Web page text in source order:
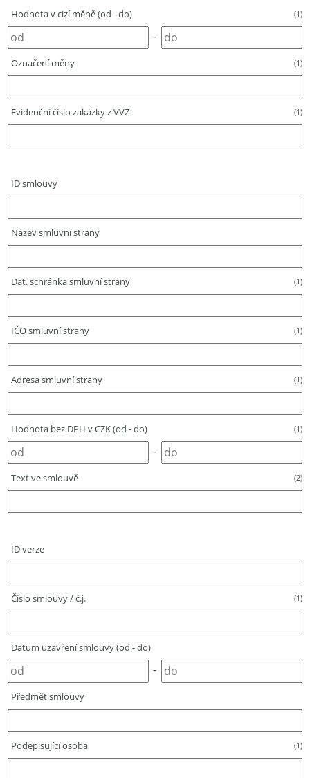
Hodnota v cizí měně (od - do) (1)
-
Označení měny (1)
Evidenční číslo zakázky z VVZ (1)
ID smlouvy
Název smluvní strany
Dat. schránka smluvní strany (1)
IČO smluvní strany (1)
Adresa smluvní strany (1)
Hodnota bez DPH v CZK (od - do) (1)
-
Text ve smlouvě (2)
ID verze
Číslo smlouvy / č.j. (1)
Datum uzavření smlouvy (od - do)
-
Předmět smlouvy
Podepisující osoba (1)